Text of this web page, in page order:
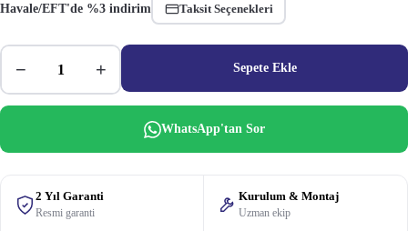
Havale/EFT'de %3 indirim Taksit Seçenekleri
− + Sepete Ekle
WhatsApp'tan Sor
2 Yıl Garanti
Resmi garanti
Kurulum & Montaj
Uzman ekip